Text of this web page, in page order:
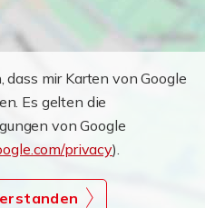
mir Karten von Google
Es gelten die
von Google
privacy).